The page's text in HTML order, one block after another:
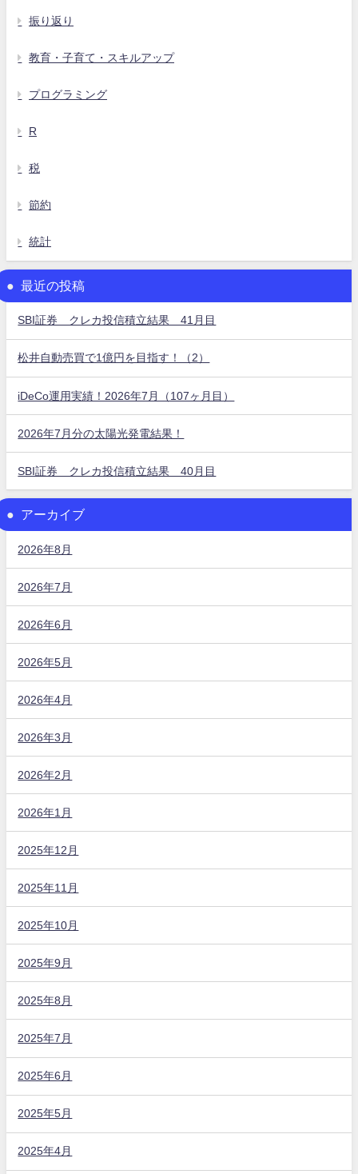
振り返り
教育・子育て・スキルアップ
プログラミング
R
税
節約
統計
最近の投稿
SBI証券 クレカ投信積立結果 41月目
松井自動売買で1億円を目指す！（2）
iDeCo運用実績！2026年7月（107ヶ月目）
2026年7月分の太陽光発電結果！
SBI証券 クレカ投信積立結果 40月目
アーカイブ
2026年8月
2026年7月
2026年6月
2026年5月
2026年4月
2026年3月
2026年2月
2026年1月
2025年12月
2025年11月
2025年10月
2025年9月
2025年8月
2025年7月
2025年6月
2025年5月
2025年4月